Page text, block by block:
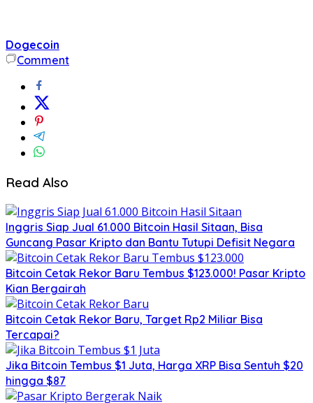
Dogecoin
Comment
Read Also
Inggris Siap Jual 61.000 Bitcoin Hasil Sitaan, Bisa
Guncang Pasar Kripto dan Bantu Tutupi Defisit Negara
Bitcoin Cetak Rekor Baru Tembus $123.000! Pasar Kripto
Kian Bergairah
Bitcoin Cetak Rekor Baru, Target Rp2 Miliar Bisa
Tercapai?
Jika Bitcoin Tembus $1 Juta, Harga XRP Bisa Sentuh $20
hingga $87